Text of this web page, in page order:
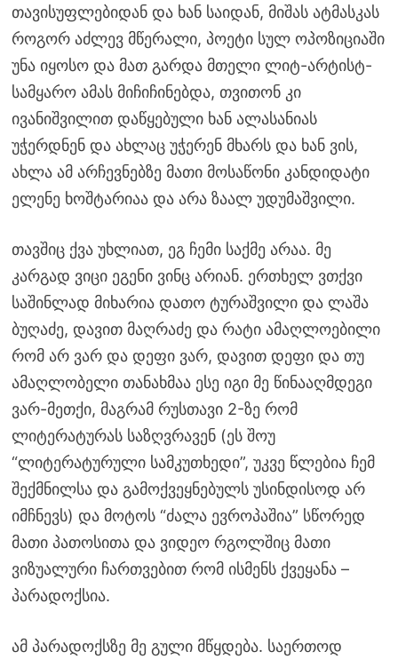
თავისუფლებიდან და ხან საიდან, მიშას ატმასკას
როგორ აძლევ მწერალი, პოეტი სულ ოპოზიციაში
უნა იყოსო და მათ გარდა მთელი ლიტ-არტისტ-
სამყარო ამას მიჩიჩინებდა, თვითონ კი
ივანიშვილით დაწყებული ხან ალასანიას
უჭერდნენ და ახლაც უჭერენ მხარს და ხან ვის,
ახლა ამ არჩევნებზე მათი მოსაწონი კანდიდატი
ელენე ხოშტარიაა და არა ზაალ უდუმაშვილი.
თავშიც ქვა უხლიათ, ეგ ჩემი საქმე არაა. მე
კარგად ვიცი ეგენი ვინც არიან. ერთხელ ვთქვი
საშინლად მიხარია დათო ტურაშვილი და ლაშა
ბუღაძე, დავით მაღრაძე და რატი ამაღლოებილი
რომ არ ვარ და დეფი ვარ, დავით დეფი და თუ
ამაღლობელი თანახმაა ესე იგი მე წინააღმდეგი
ვარ-მეთქი, მაგრამ რუსთავი 2-ზე რომ
ლიტერატურას საზღვრავენ (ეს შოუ
“ლიტერატურული სამკუთხედი”, უკვე წლებია ჩემ
შექმნილსა და გამოქვეყნებულს უსინდისოდ არ
იმჩნევს) და მოტოს “ძალა ევროპაშია” სწორედ
მათი პათოსითა და ვიდეო რგოლშიც მათი
ვიზუალური ჩართვებით რომ ისმენს ქვეყანა –
პარადოქსია.
ამ პარადოქსზე მე გული მწყდება. საერთოდ